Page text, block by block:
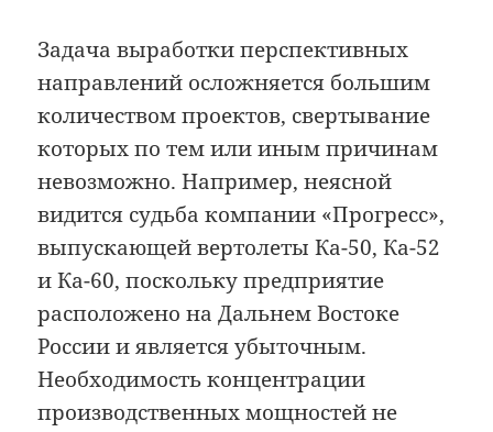
Задача выработки перспективных
направлений осложняется большим
количеством проектов, свертывание
которых по тем или иным причинам
невозможно. Например, неясной
видится судьба компании «Прогресс»,
выпускающей вертолеты Ка-50, Ка-52
и Ка-60, поскольку предприятие
расположено на Дальнем Востоке
России и является убыточным.
Необходимость концентрации
производственных мощностей не